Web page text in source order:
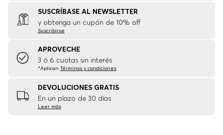
SUSCRÍBASE AL NEWSLETTER
y obtenga un cupón de 10% off
Suscribirse
APROVECHE
3 ó 6 cuotas sin interés
*Aplican Términos y condiciones
DEVOLUCIONES GRATIS
En un plazo de 30 días
Leer más